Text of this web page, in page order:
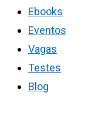
Ebooks
Eventos
Vagas
Testes
Blog